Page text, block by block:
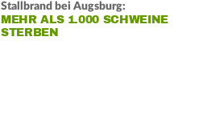
Stallbrand bei Augsburg:
MEHR ALS 1.000 SCHWEINE
STERBEN